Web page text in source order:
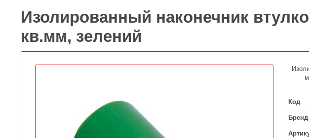
Изолированный наконечник
кв.мм, зелений
Код
Бренд